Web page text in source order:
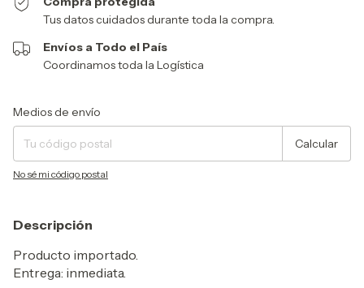
Tus datos cuidados durante toda la compra.
Envíos a Todo el País
Coordinamos toda la Logística
Entregas para el CP:
Medios de envío
Calcular
No sé mi código postal
Descripción
Producto importado.
Entrega: inmediata.